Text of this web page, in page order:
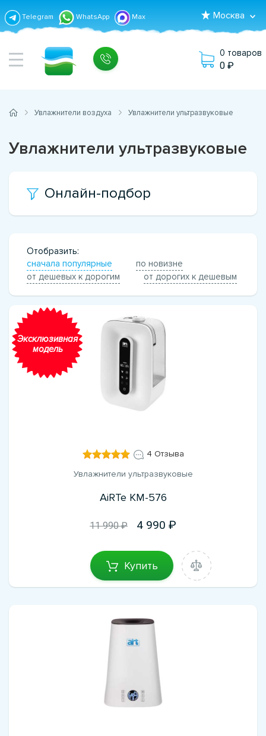
Telegram WhatsApp Max Москва
0 товаров
0
Увлажнители воздуха Увлажнители ультразвуковые
Увлажнители ультразвуковые
Онлайн-подбор
Отобразить:
сначала популярные
по новизне
от дешевых к дорогим
от дорогих к дешевым
Эксклюзивная
модель
4 Отзыва
Увлажнители ультразвуковые
AiRTe KM-576
11 990 ₽ 4 990
Купить